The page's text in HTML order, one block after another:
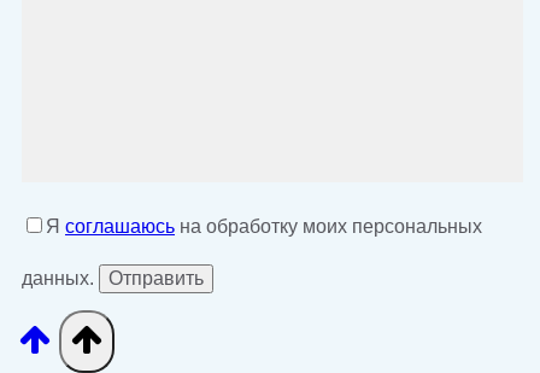
Я соглашаюсь на обработку моих персональных
данных.